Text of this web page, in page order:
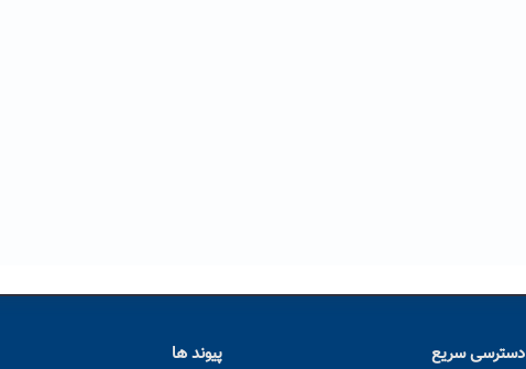
دسترسی سریع پیوند ها